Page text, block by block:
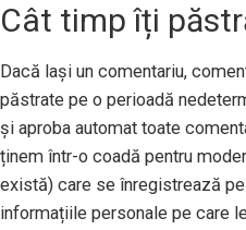
Cât timp îți
Dacă lași un comentariu,
păstrate pe o perioadă
și aproba automat toate
ținem într-o coadă pentru
există) care se înregistrează
informațiile personale pe care